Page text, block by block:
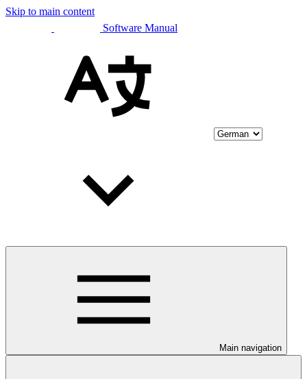
Skip to main content
Software Manual
Main navigation